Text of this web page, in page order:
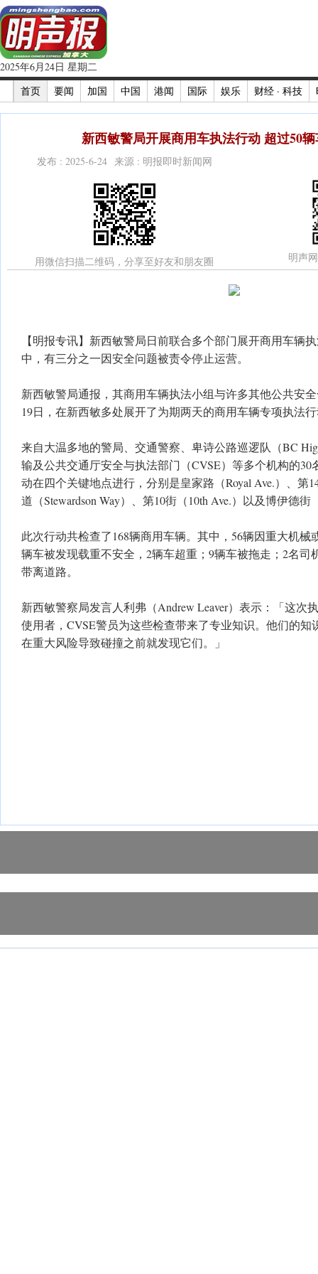
2025年6月24日 星期二
首页
要闻 加国 中国 港闻 国际 娱乐 财经 · 科技
新西敏警局开展商用车执法行动 超过50
发布 : 2025-6-24 来源 : 明报即时新闻网
用微信扫描二维码，分享至好友和朋友圈 明声
【明报专讯】新西敏警局日前联合多个部门展开商用车辆
中，有三分之一因安全问题被责令停止运营。
新西敏警局通报，其商用车辆执法小组与许多其他公共安
19日，在新西敏多处展开了为期两天的商用车辆专项执法
来自大温多地的警局、交通警察、卑诗公路巡逻队（BC
输及公共交通厅安全与执法部门（CVSE）等多个机构的30
动在四个关键地点进行，分别是皇家路（Royal Ave.）、第
道（Stewardson Way）、第10街（10th Ave.）以及博伊德街
此次行动共检查了168辆商用车辆。其中，56辆因重大机械
辆车被发现载重不安全，2辆车超重；9辆车被拖走；2名司
带离道路。
新西敏警察局发言人利弗（Andrew Leaver）表示：「这次
使用者，CVSE警员为这些检查带来了专业知识。他们的知
在重大风险导致碰撞之前就发现它们。」